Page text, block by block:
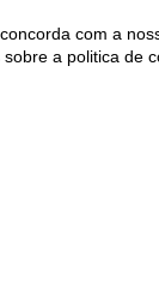
com a
a politica de